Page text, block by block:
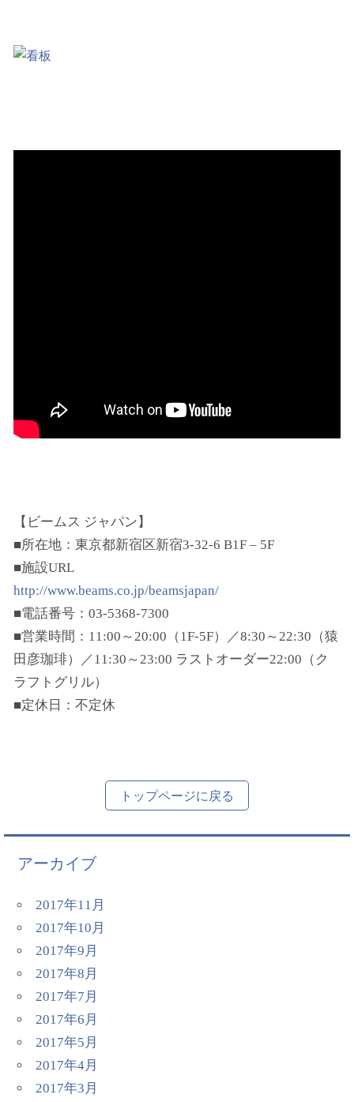
【ビームス ジャパン】
■所在地：東京都新宿区新宿3-32-6 B1F – 5F
■施設URL
http://www.beams.co.jp/beamsjapan/
■電話番号：03-5368-7300
■営業時間：11:00～20:00（1F-5F）／8:30～22:30（猿
田彦珈琲）／11:30～23:00 ラストオーダー22:00（ク
ラフトグリル）
■定休日：不定休
トップページに戻る
アーカイブ
2017年11月
2017年10月
2017年9月
2017年8月
2017年7月
2017年6月
2017年5月
2017年4月
2017年3月